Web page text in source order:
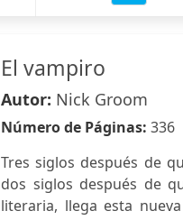
El vampiro
Autor: Nick Groom
Número de Páginas: 336
Tres siglos después de
dos siglos después de
literaria, llega esta